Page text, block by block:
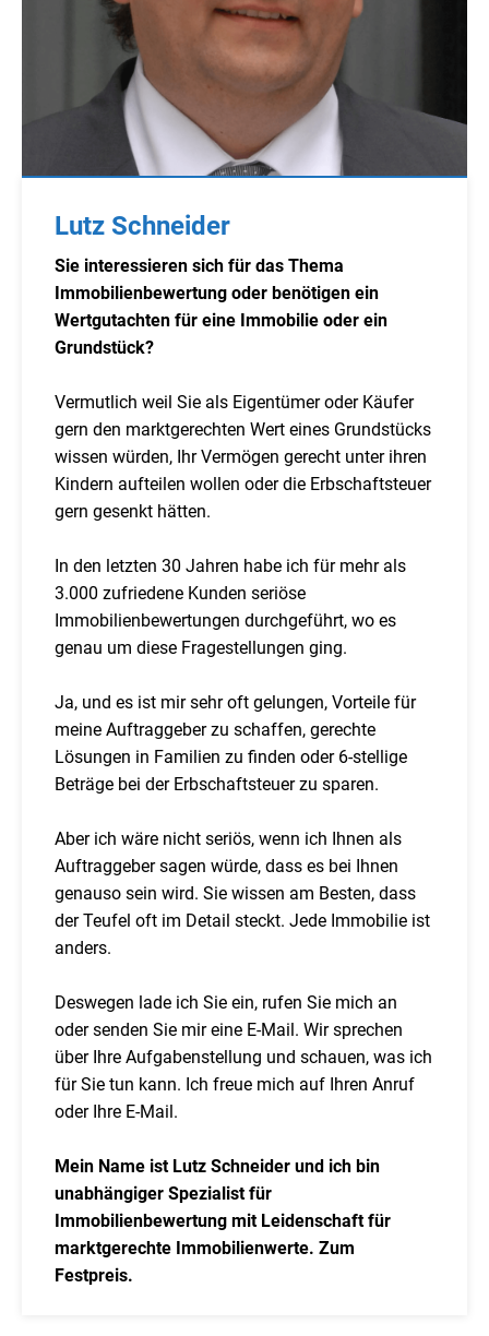
Lutz Schneider
Sie interessieren sich für das Thema
Immobilienbewertung oder benötigen ein
Wertgutachten für eine Immobilie oder ein
Grundstück?
Vermutlich weil Sie als Eigentümer oder Käufer
gern den marktgerechten Wert eines Grundstücks
wissen würden, Ihr Vermögen gerecht unter ihren
Kindern aufteilen wollen oder die Erbschaftsteuer
gern gesenkt hätten.
In den letzten 30 Jahren habe ich für mehr als
3.000 zufriedene Kunden seriöse
Immobilienbewertungen durchgeführt, wo es
genau um diese Fragestellungen ging.
Ja, und es ist mir sehr oft gelungen, Vorteile für
meine Auftraggeber zu schaffen, gerechte
Lösungen in Familien zu finden oder 6-stellige
Beträge bei der Erbschaftsteuer zu sparen.
Aber ich wäre nicht seriös, wenn ich Ihnen als
Auftraggeber sagen würde, dass es bei Ihnen
genauso sein wird. Sie wissen am Besten, dass
der Teufel oft im Detail steckt. Jede Immobilie ist
anders.
Deswegen lade ich Sie ein, rufen Sie mich an
oder senden Sie mir eine E-Mail. Wir sprechen
über Ihre Aufgabenstellung und schauen, was ich
für Sie tun kann. Ich freue mich auf Ihren Anruf
oder Ihre E-Mail.
Mein Name ist Lutz Schneider und ich bin
unabhängiger Spezialist für
Immobilienbewertung mit Leidenschaft für
marktgerechte Immobilienwerte. Zum
Festpreis.